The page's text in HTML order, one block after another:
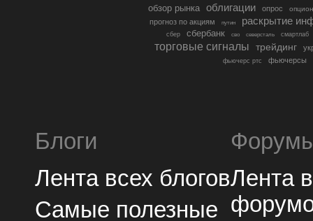
обзор рынка облигации опрос
прогноз по акциям путин раскрытие
сбер сбербанк сво северсталь смартлаб
торговые сигналы трейдинг
фьючерс ртс фьючерсы
Блоги
Лента всех блогов
Самые полезные
Лента